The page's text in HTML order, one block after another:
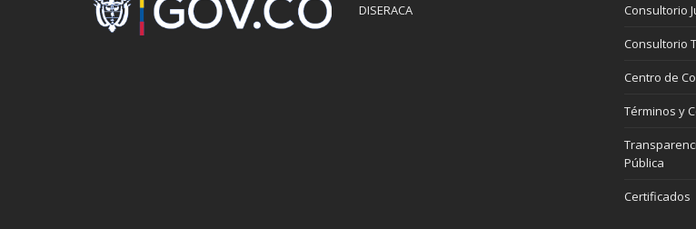
DISERACA Consultorio
Consultorio
Centro de
Términos y
Pública
Certificados